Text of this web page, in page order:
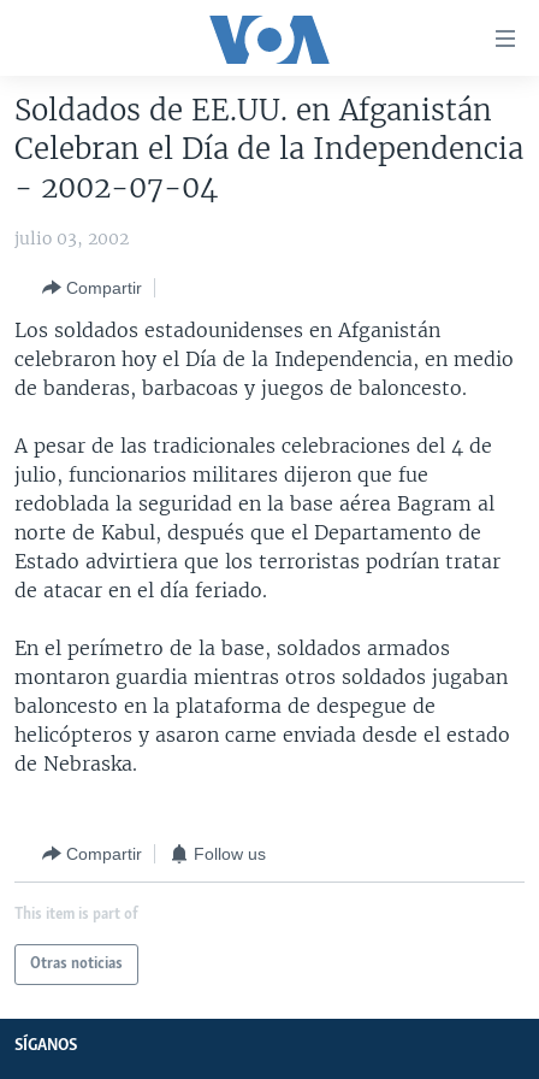
accesibilidad
contenido
Salte
principal
Salte
AMÉRICA DEL NORTE
VOA VERIFICA INMIGRACIÓN
VOA VERIFICA AMÉRICA LATINA
ARGENTINA
BOLIVIA
COLOMBIA
PERÚ
ECUADOR
VENEZUELA
BRASIL
CHINA EN AMÉRICA LATINA
CENTROAMÉRICA
COSTA RICA
GUATEMALA
HONDURAS
NICARAGUA
OTRAS SECCIONES
LIBERTAD DE PRENSA
MUNDO
ECONOMÍA
ENTRETENIMIENTO Y CULTURA
TECNOLOGÍA
DEPORTES
CIENCIA Y SALUD
LIBERTAD DE PRENSA
UCRANIA
MULTIMEDIA
VIDEOS
FOTOGRAFÍA
AUDIOS
PROGRAMAS TV
EL MUNDO AL DÍA
FORO INTERAMERICANO
VISIÓN 360
LAS CLAVES
RADIO
AVANCE INFORMATIVO
AUDIONOTICIAS
BUENOS DÍAS AMÉRICA
EL MUNDO AL DÍA [RADIO]
FORO [RADIO]
DEPORTIVO INTERNACIONAL
ENTRETENIMIENTO
DIRECT
DOCUMENTALES DE LA VOA
SÍGANOS
Soldados de EE.UU. en Afganistán
Celebran el Día de la Independencia
- 2002-07-04
julio 03, 2002
Compartir
Los soldados estadounidenses en Afganistán
celebraron hoy el Día de la Independencia, en medio
de banderas, barbacoas y juegos de baloncesto.
A pesar de las tradicionales celebraciones del 4 de
julio, funcionarios militares dijeron que fue
redoblada la seguridad en la base aérea Bagram al
norte de Kabul, después que el Departamento de
Estado advirtiera que los terroristas podrían tratar
de atacar en el día feriado.
En el perímetro de la base, soldados armados
montaron guardia mientras otros soldados jugaban
baloncesto en la plataforma de despegue de
helicópteros y asaron carne enviada desde el estado
de Nebraska.
Compartir Follow us
This item is part of
Otras noticias
SÍGANOS